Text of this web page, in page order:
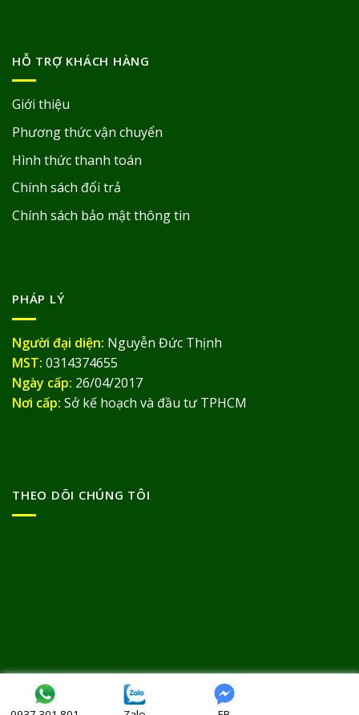
HỖ TRỢ KHÁCH HÀNG
Giới thiệu
Phương thức vận chuyển
Hình thức thanh toán
Chính sách đổi trả
Chính sách bảo mật thông tin
PHÁP LÝ
Người đại diện: Nguyễn Đức Thịnh
MST: 0314374655
Ngày cấp: 26/04/2017
Nơi cấp: Sở kế hoạch và đầu tư TPHCM
THEO DÕI CHÚNG TÔI
Bản quyền thuộc về © Thảo Dược Đức Thịnh 2013